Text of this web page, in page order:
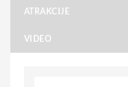
ATRAKCIJE
VIDEO